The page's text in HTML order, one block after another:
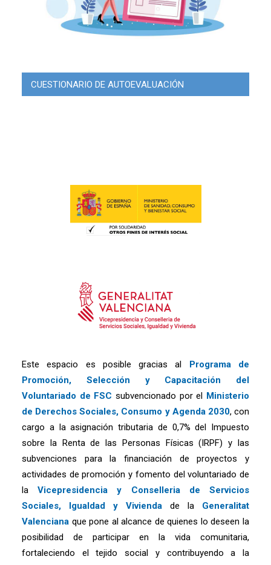
CUESTIONARIO DE AUTOEVALUACIÓN
Este espacio es posible gracias al Programa de
Promoción, Selección y Capacitación del
Voluntariado de FSC subvencionado por el Ministerio
de Derechos Sociales, Consumo y Agenda 2030, con
cargo a la asignación tributaria de 0,7% del Impuesto
sobre la Renta de las Personas Físicas (IRPF) y las
subvenciones para la financiación de proyectos y
actividades de promoción y fomento del voluntariado de
laVicepresidencia y Conselleria de Servicios
Sociales, Igualdad y Vivienda de la Generalitat
Valenciana que pone al alcance de quienes lo deseen la
posibilidad de participar en la vida comunitaria,
fortaleciendo el tejido social y contribuyendo a la